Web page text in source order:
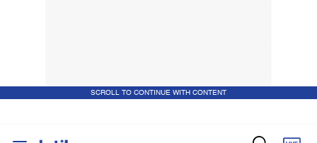
SCROLL TO CONTINUE WITH CONTENT